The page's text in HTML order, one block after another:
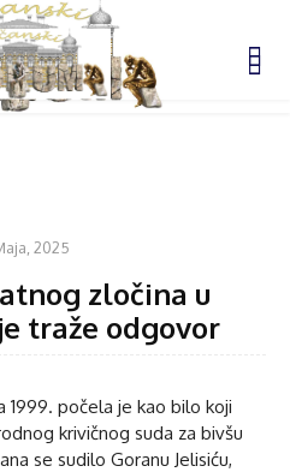
2025
zločina u
traže odgovor
počela je kao bilo koji
krivičnog suda za bivšu
se sudilo Goranu Jelisiću,